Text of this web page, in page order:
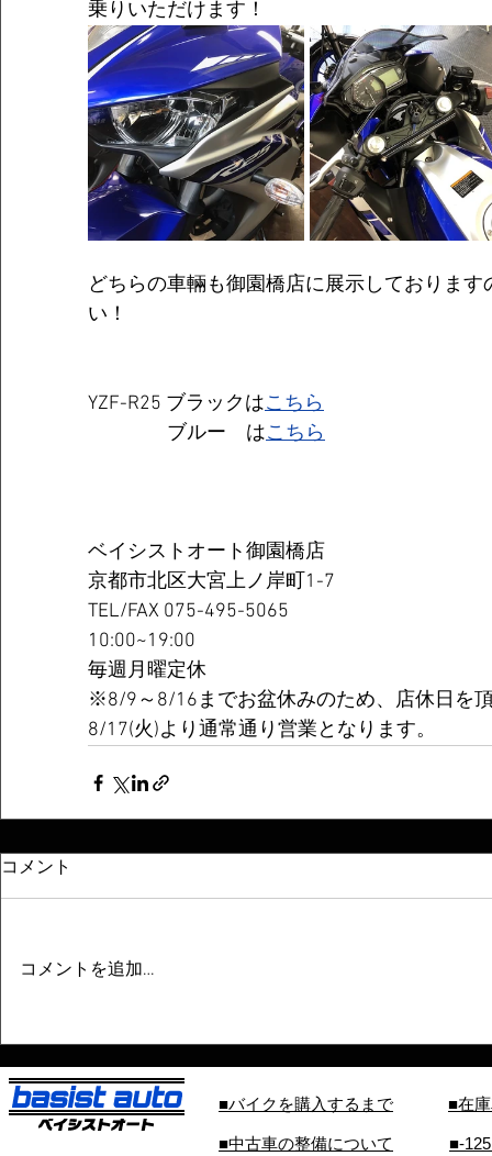
乗りいただけます！
どちらの車輛も御園橋店に展示しておりま
い！
YZF-R25 ブラックはこちら
ブルー　はこちら
ベイシストオート御園橋店
京都市北区大宮上ノ岸町1-7
TEL/FAX 075-495-5065
10:00~19:00
毎週月曜定休
※8/9～8/16までお盆休みのため、店休日を
8/17(火)より通常通り営業となります。
コメント
コメントを追加…
■バイクを購入するまで ■在
■中古車の整備について
■-